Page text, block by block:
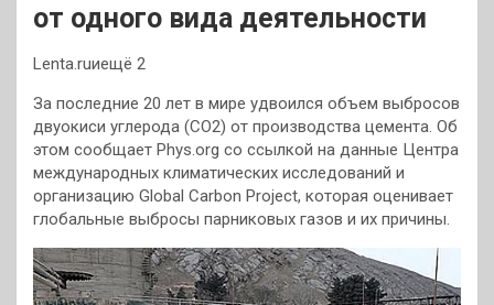
от одного вида деятельности
Lenta.ruиещё 2
За последние 20 лет в мире удвоился объем выбросов
двуокиси углерода (CO2) от производства цемента. Об
этом сообщает Phys.org со ссылкой на данные Центра
международных климатических исследований и
организацию Global Carbon Project, которая оценивает
глобальные выбросы парниковых газов и их причины.